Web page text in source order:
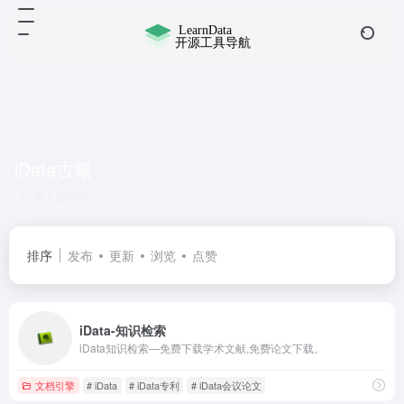
排序 发布 更新 浏览 点赞
iData-知识检索
iData知识检索—免费下载学术文献,免费论文下载。
文档引擎 # iData # iData专利 # iData会议论文